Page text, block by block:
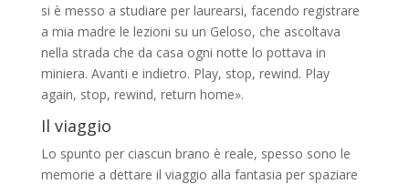
si è messo a studiare per laurearsi, fa­cendo registrare
a mia madre le lezioni su un Geloso, che ascoltava
nella strada che da ca­sa ogni notte lo pottava in
miniera. Avanti e in­dietro. Play, stop, rewind. Play
again, stop, rewind, return home».
Il viaggio
Lo spunto per ciascun brano è reale, spes­so sono le
memorie a dettare il viaggio alla fantasia per spaziare